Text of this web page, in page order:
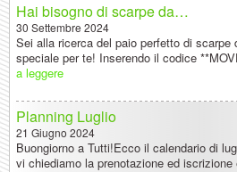
Hai bisogno di scarpe da…
30 Settembre 2024
Sei alla ricerca del paio perfetto di scarpe
speciale per te! Inserendo il codice
a leggere
Planning Luglio
21 Giugno 2024
Buongiorno a Tutti!Ecco il calendario di
vi chiediamo la prenotazione ed